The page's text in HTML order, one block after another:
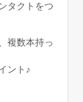
タクトをつ
複数本持っ
ント♪